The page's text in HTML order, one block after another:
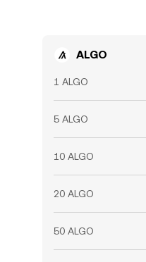
ALGO
1 ALGO
5 ALGO
10 ALGO
20 ALGO
50 ALGO